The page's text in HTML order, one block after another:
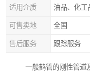
适用介质 油品、化工
可售卖地 全国
售后服务 跟踪服务
一般鹤管的刚性管道